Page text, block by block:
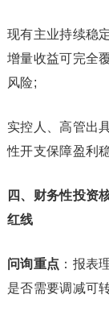
现有主业持续稳
增量收益可完全
风险;
实控人、高管出
性开支保障盈利稳
四、财务性投资
红线
问询重点 ：报表
是否需要调减可